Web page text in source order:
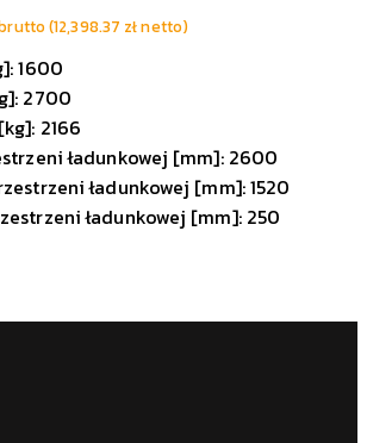
(12,398.37 złnetto)
1600
2700
2166
ładunkowej [mm]: 2600
ładunkowej [mm]: 1520
ładunkowej [mm]: 250